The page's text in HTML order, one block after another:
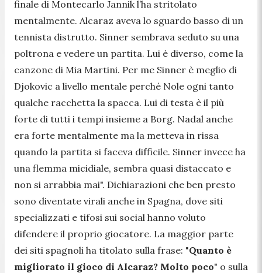
finale di Montecarlo Jannik l’ha stritolato
mentalmente. Alcaraz aveva lo sguardo basso di un
tennista distrutto. Sinner sembrava seduto su una
poltrona e vedere un partita. Lui è diverso, come la
canzone di Mia Martini. Per me Sinner è meglio di
Djokovic a livello mentale perché Nole ogni tanto
qualche racchetta la spacca. Lui di testa è il più
forte di tutti i tempi insieme a Borg. Nadal anche
era forte mentalmente ma la metteva in rissa
quando la partita si faceva difficile. Sinner invece ha
una flemma micidiale, sembra quasi distaccato e
non si arrabbia mai". Dichiarazioni che ben presto
sono diventate virali anche in Spagna, dove siti
specializzati e tifosi sui social hanno voluto
difendere il proprio giocatore. La maggior parte
dei siti spagnoli ha titolato sulla frase: "Quanto è
migliorato il gioco di Alcaraz? Molto poco" o sulla